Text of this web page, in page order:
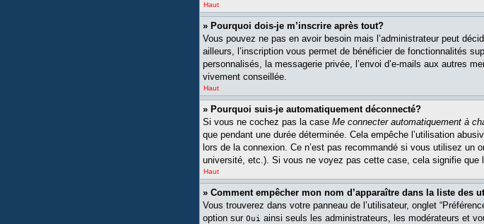
Haut
» Pourquoi dois-je m’inscrire après tout?
Vous pouvez ne pas en avoir besoin mais l’administrateur peut
ailleurs, l’inscription vous permet de bénéficier de fonctionnalités
personnalisés, la messagerie privée, l’envoi d’e-mails aux autres
vivement conseillée.
Haut
» Pourquoi suis-je automatiquement déconnecté?
Si vous ne cochez pas la case Me connecter automatiquement à
que pendant une durée déterminée. Cela empêche l’utilisation
lors de la connexion. Ce n’est pas recommandé si vous utilisez un
université, etc.). Si vous ne voyez pas cette case, cela signifie que
Haut
» Comment empêcher mon nom d’apparaître dans la liste des
Vous trouverez dans votre panneau de l’utilisateur, onglet
option sur Oui ainsi seuls les administrateurs, les modérateurs et